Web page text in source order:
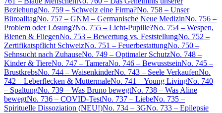
BeziehungNo. 759 – Schweiz eine Firma?No. 758 – Unser
BüroalltagNo. 757 – GNM – Germanische Neue MedizinNo. 756 –
Problem oder Lösung?No. 755 – Licht-Pupille?No. 754 – Wespen,
Bienen & FliegenNo. 753 – Bewertung vs. FeststellungNo. 752 –
Zertifikatspflicht SchweizNo. 751 – FeuerbestattungNo. 750 –
Sehnsucht nach ZuhauseNo. 749 – Optimaler SchutzNo. 748 –
Kinder & TiereNo. 747 – TameraNo. 746 – BewusstseinNo. 745 –
BrustkrebsNo. 744 – WaisenkinderNo. 743 – Seele VerkaufenNo.
742 – Leberflecken & MuttermaleNo. 741 – Young LivingNo. 740
– SpaltungNo. 739 – Was Bruno bewegtNo. 738 – Was Aline
bewegtNo. 736 – COVID-TestNo. 737 – LiebeNo. 735 –
Spirituelle Dissoziation (NEU!)No. 734 – 3GNo. 733 – Epilepsie